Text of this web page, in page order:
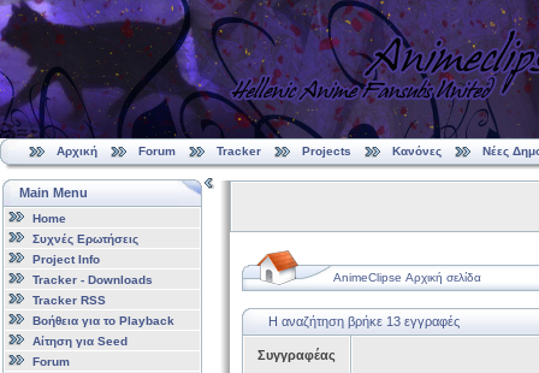
Αρχική Forum Tracker Projects Κανόνες Νέες
Main Menu
Home
Συχνές Ερωτήσεις
Project Info
Tracker - Downloads
Tracker RSS
Βοήθεια για το Playback
Αίτηση για Seed
Forum
AnimeClipse Αρχική σελίδα
Η αναζήτηση βρήκε 13 εγγραφές
Συγγραφέας